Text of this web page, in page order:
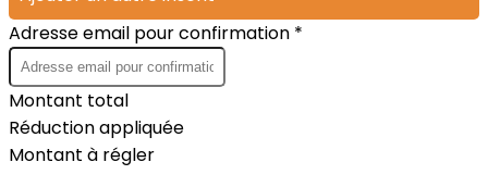
Adresse email pour confirmation *
Montant total
Réduction appliquée
Montant à régler